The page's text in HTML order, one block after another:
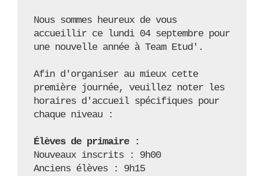
Nous sommes heureux de vous
accueillir ce lundi 04 septembre pour
une nouvelle année à Team Etud'.
Afin d'organiser au mieux cette
première journée, veuillez noter les
horaires d'accueil spécifiques pour
chaque niveau :
Élèves de primaire :
Nouveaux inscrits : 9h00